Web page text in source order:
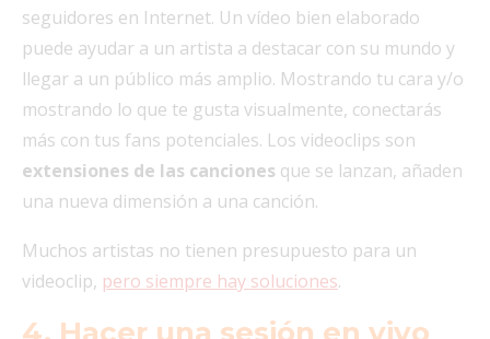
seguidores en Internet. Un vídeo bien elaborado
puede ayudar a un artista a destacar con su mundo y
llegar a un público más amplio. Mostrando tu cara y/o
mostrando lo que te gusta visualmente, conectarás
más con tus fans potenciales. Los videoclips son
extensiones de las canciones que se lanzan, añaden
una nueva dimensión a una canción.
Muchos artistas no tienen presupuesto para un
videoclip, pero siempre hay soluciones.